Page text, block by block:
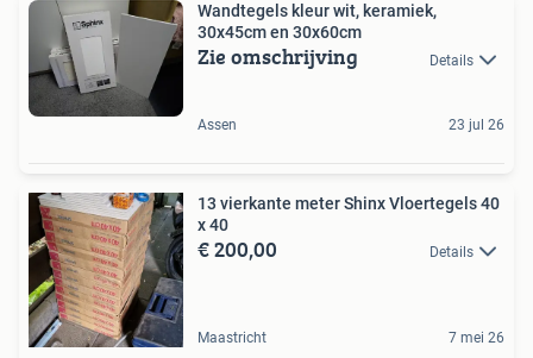
Wandtegels kleur wit, keramiek,
30x45cm en 30x60cm
Zie omschrijving Details
Assen 23 jul 26
13 vierkante meter Shinx Vloertegels 40
x 40
€ 200,00 Details
Maastricht 7 mei 26